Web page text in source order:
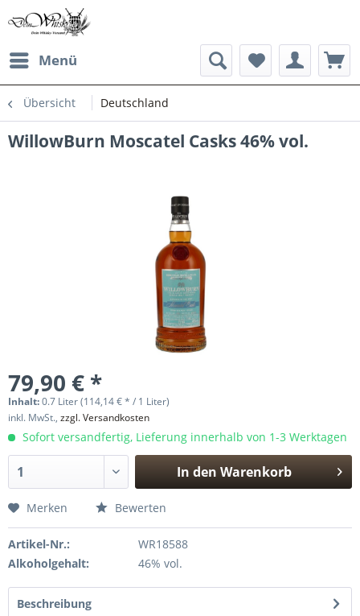
Menü
Übersicht Deutschland
WillowBurn Moscatel Casks 46% vol.
79,90 € *
Inhalt:0.7 Liter (114,14 € * / 1 Liter)
inkl. MwSt., zzgl. Versandkosten
Sofort versandfertig, Lieferung innerhalb von 1-3 Werktagen
In den Warenkorb
Merken Bewerten
Artikel-Nr.:
WR18588
Alkoholgehalt:
46% vol.
Beschreibung